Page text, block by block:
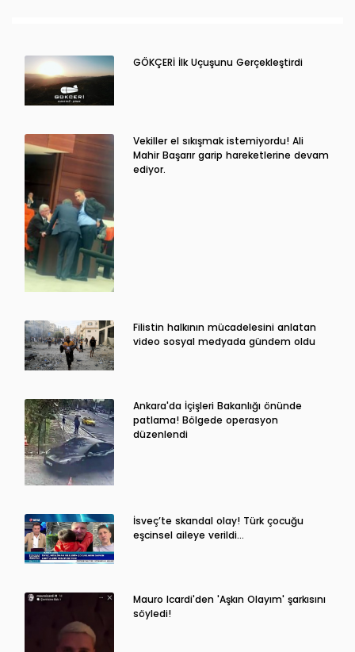
GÖKÇERİ İlk Uçuşunu Gerçekleştirdi
Vekiller el sıkışmak istemiyordu! Ali
Mahir Başarır garip hareketlerine devam
ediyor.
Filistin halkının mücadelesini anlatan
video sosyal medyada gündem oldu
Ankara'da İçişleri Bakanlığı önünde
patlama! Bölgede operasyon
düzenlendi
İsveç’te skandal olay! Türk çocuğu
eşcinsel aileye verildi…
Mauro Icardi'den 'Aşkın Olayım' şarkısını
söyledi!